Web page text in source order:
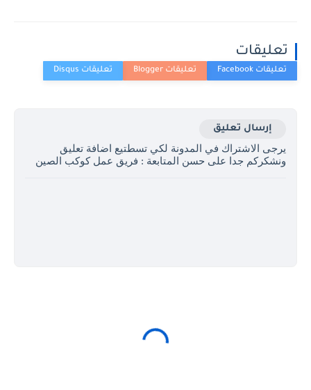
تعليقات
إرسال تعليق
يرجى الاشتراك في المدونة لكي تسطتيع اضافة تعليق
ونشكركم جدا على حسن المتابعة : فريق عمل كوكب الصين